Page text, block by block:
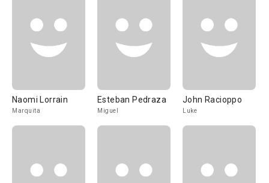
Naomi Lorrain
Marquita
Esteban Pedraza
Miguel
John Racioppo
Luke